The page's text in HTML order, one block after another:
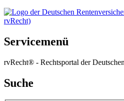
Servicemenü
rvRecht® - Rechtsportal der
Suche